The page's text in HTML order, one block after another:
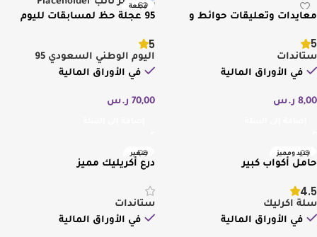
معايدات وتعليقات حوائط و
5
ستاندات
في الأوراق المالية
8,00 ر.س
قطعة
جديد ومميز
95 عجلة حظ لمسابقات لليوم
5
اليوم الوطني السعودي 95
في الأوراق المالية
70,00 ر.س
جديد ومميز
درزن
حامل أكواب كبير
4.5
سلة اكرليك
في الأوراق المالية
صغير
درع أكريليك مميز
ستاندات
في الأوراق المالية